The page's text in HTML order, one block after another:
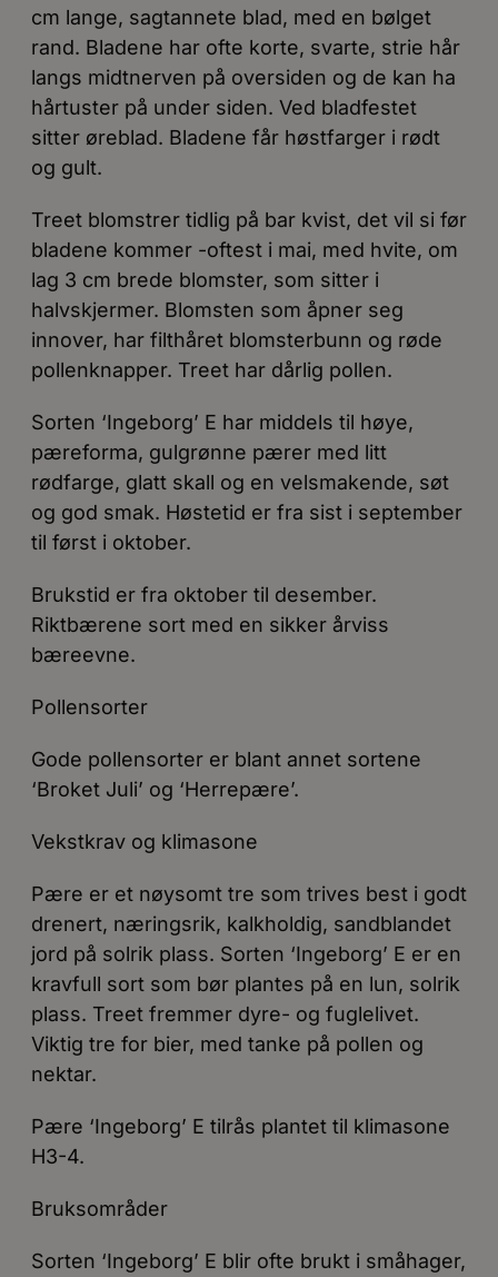
cm lange, sagtannete blad, med en bølget
rand. Bladene har ofte korte, svarte, strie hår
langs midtnerven på oversiden og de kan ha
hårtuster på under siden. Ved bladfestet
sitter øreblad. Bladene får høstfarger i rødt
og gult.
Treet blomstrer tidlig på bar kvist, det vil si før
bladene kommer -oftest i mai, med hvite, om
lag 3 cm brede blomster, som sitter i
halvskjermer. Blomsten som åpner seg
innover, har filthåret blomsterbunn og røde
pollenknapper. Treet har dårlig pollen.
Sorten ‘Ingeborg’ E har middels til høye,
pæreforma, gulgrønne pærer med litt
rødfarge, glatt skall og en velsmakende, søt
og god smak. Høstetid er fra sist i september
til først i oktober.
Brukstid er fra oktober til desember.
Riktbærene sort med en sikker årviss
bæreevne.
Pollensorter
Gode pollensorter er blant annet sortene
‘Broket Juli’ og ‘Herrepære’.
Vekstkrav og klimasone
Pære er et nøysomt tre som trives best i godt
drenert, næringsrik, kalkholdig, sandblandet
jord på solrik plass. Sorten ‘Ingeborg’ E er en
kravfull sort som bør plantes på en lun, solrik
plass. Treet fremmer dyre- og fuglelivet.
Viktig tre for bier, med tanke på pollen og
nektar.
Pære ‘Ingeborg’ E tilrås plantet til klimasone
H3-4.
Bruksområder
Sorten ‘Ingeborg’ E blir ofte brukt i småhager,